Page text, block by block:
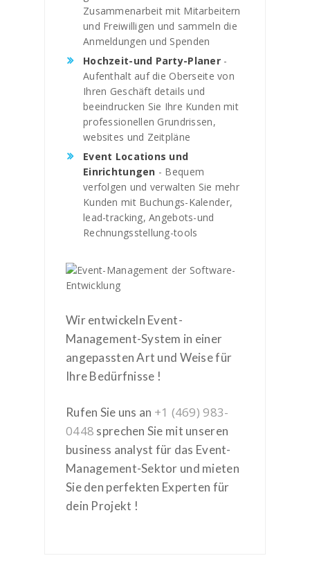
Zusammenarbeit mit Mitarbeitern
und Freiwilligen und sammeln die
Anmeldungen und Spenden
Hochzeit-und Party-Planer -
Aufenthalt auf die Oberseite von
Ihren Geschäft details und
beeindrucken Sie Ihre Kunden mit
professionellen Grundrissen,
websites und Zeitpläne
Event Locations und
Einrichtungen - Bequem
verfolgen und verwalten Sie mehr
Kunden mit Buchungs-Kalender,
lead-tracking, Angebots-und
Rechnungsstellung-tools
Wir entwickeln Event-
Management-System in einer
angepassten Art und Weise für
Ihre Bedürfnisse !
Rufen Sie uns an +1 (469) 983-
0448 sprechen Sie mit unseren
business analyst für das Event-
Management-Sektor und mieten
Sie den perfekten Experten für
dein Projekt !